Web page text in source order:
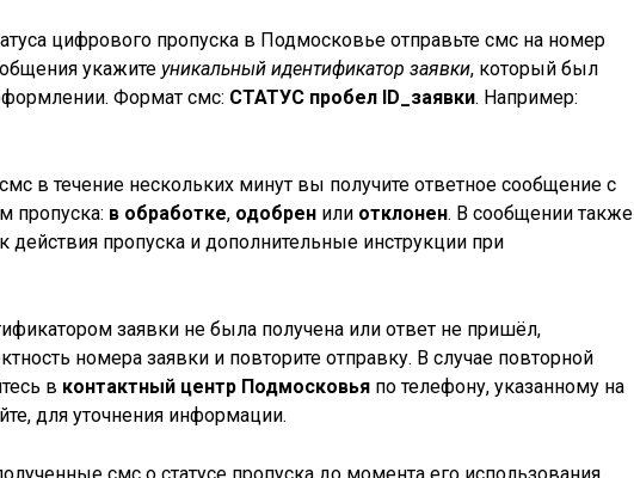
цифрового пропуска в Подмосковье отправьте смс на номер
укажите уникальный идентификатор заявки, который был
Формат смс: СТАТУС пробел ID_заявки. Например:
в течение нескольких минут вы получите ответное сообщение с
пропуска: в обработке, одобрен или отклонен. В сообщении также
действия пропуска и дополнительные инструкции при
заявки не была получена или ответ не пришёл,
номера заявки и повторите отправку. В случае повторной
в контактный центр Подмосковья по телефону, указанному на
для уточнения информации.